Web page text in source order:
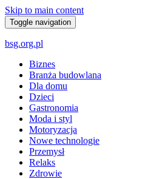
Skip to main content
Toggle navigation
bsg.org.pl
Biznes
Branża budowlana
Dla domu
Dzieci
Gastronomia
Moda i styl
Motoryzacja
Nowe technologie
Przemysł
Relaks
Zdrowie